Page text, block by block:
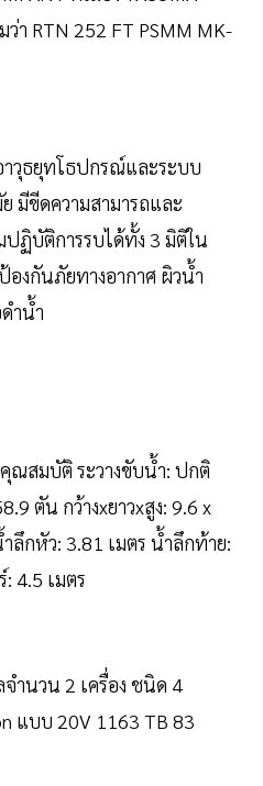
ว่า RTN 252 FT PSMM MK-
าวุธยุทโธปกรณ์และระบบ
มีขีดความสามารถและ
ฏิบัติการรบได้ทั้ง 3 มิติใน
องกันภัยทางอากาศ ผิวน้ำ
ำน้ำ
ณสมบัติ ระวางขับน้ำ: ปกติ
ตัน กว้างxยาวxสูง: 9.6 x
ลึกหัว: 3.81 เมตร น้ำลึกท้าย:
4.5 เมตร
ำนวน 2 เครื่อง ชนิด 4
แบบ 20V 1163 TB 83